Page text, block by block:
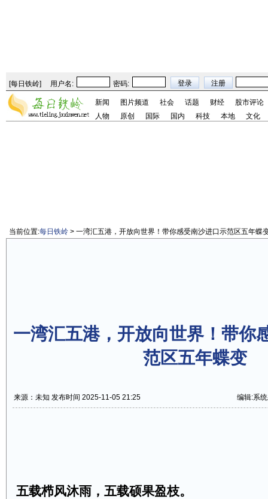
[每日铁岭] 用户名: 密码:
新闻 图片频道 社会 话题 财经
股市评论
人物
原创 国际 国内 科技 本地 文化
当前位置:每日铁岭 > 一湾汇五港，开放向世界！带你感受南沙进口示范区五年蝶
一湾汇五港，开放向世界！带你
范区五年蝶变
来源：未知 发布时间 2025-11-05 21:25 编辑:系
五载栉风沐雨，五载硕果盈枝。